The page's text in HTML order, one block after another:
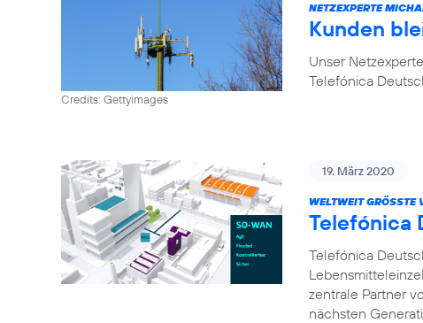
Credits: Gettyimages
NETZEXPERTE
Kunden
Unser
Telefónica
19. März 2020
WELTWEIT
Telefónica
Telefónica
zentrale Partner
nächsten